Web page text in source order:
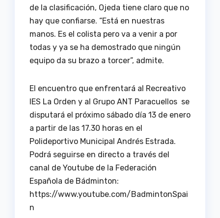
de la clasificación, Ojeda tiene claro que no
hay que confiarse. “Está en nuestras
manos. Es el colista pero va a venir a por
todas y ya se ha demostrado que ningún
equipo da su brazo a torcer”, admite.
El encuentro que enfrentará al Recreativo
IES La Orden y al Grupo ANT Paracuellos se
disputará el próximo sábado día 13 de enero
a partir de las 17.30 horas en el
Polideportivo Municipal Andrés Estrada.
Podrá seguirse en directo a través del
canal de Youtube de la Federación
Española de Bádminton:
https://www.youtube.com/BadmintonSpai
n